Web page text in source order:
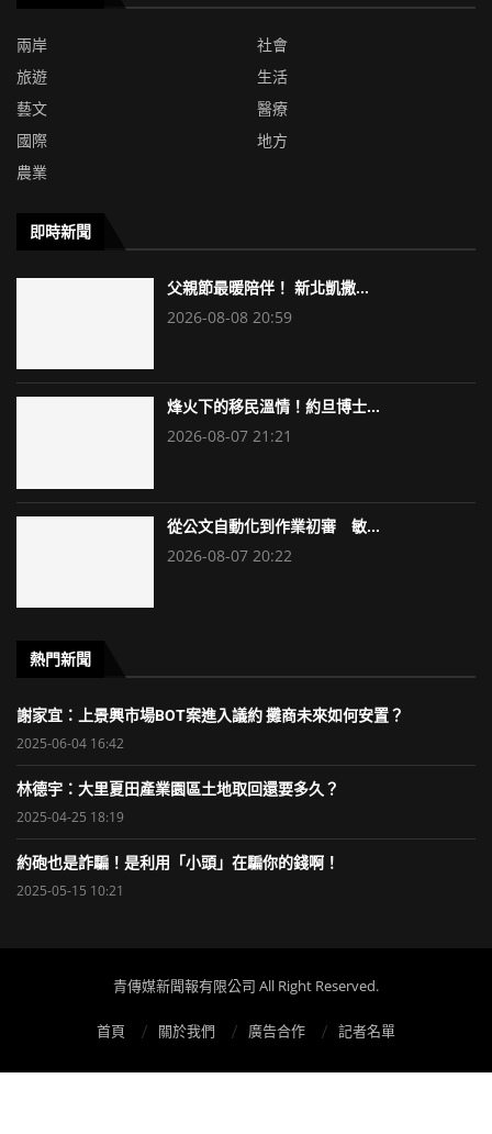
兩岸
社會
旅遊
生活
藝文
醫療
國際
地方
農業
即時新聞
父親節最暖陪伴！ 新北凱撒...
2026-08-08 20:59
烽火下的移民溫情！約旦博士...
2026-08-07 21:21
從公文自動化到作業初審 敏...
2026-08-07 20:22
熱門新聞
謝家宜：上景興市場BOT案進入議約 攤商未來如何安置？
2025-06-04 16:42
林德宇：大里夏田產業園區土地取回還要多久？
2025-04-25 18:19
約砲也是詐騙！是利用「小頭」在騙你的錢啊！
2025-05-15 10:21
青傳媒新聞報有限公司 All Right Reserved.
首頁 關於我們 廣告合作 記者名單